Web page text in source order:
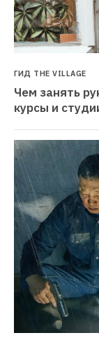
ГИД THE VILLAGE
Чем занять
курсы и